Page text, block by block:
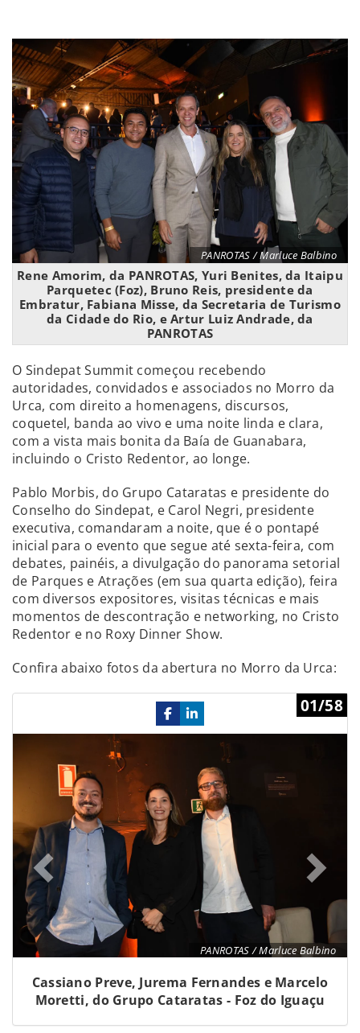
PANROTAS / Marluce Balbino
Rene Amorim, da PANROTAS, Yuri Benites, da Itaipu
Parquetec (Foz), Bruno Reis, presidente da
Embratur, Fabiana Misse, da Secretaria de Turismo
da Cidade do Rio, e Artur Luiz Andrade, da
PANROTAS
O Sindepat Summit começou recebendo
autoridades, convidados e associados no Morro da
Urca, com direito a homenagens, discursos,
coquetel, banda ao vivo e uma noite linda e clara,
com a vista mais bonita da Baía de Guanabara,
incluindo o Cristo Redentor, ao longe.
Pablo Morbis, do Grupo Cataratas e presidente do
Conselho do Sindepat, e Carol Negri, presidente
executiva, comandaram a noite, que é o pontapé
inicial para o evento que segue até sexta-feira, com
debates, painéis, a divulgação do panorama setorial
de Parques e Atrações (em sua quarta edição), feira
com diversos expositores, visitas técnicas e mais
momentos de descontração e networking, no Cristo
Redentor e no Roxy Dinner Show.
Confira abaixo fotos da abertura no Morro da Urca:
PANROTAS / Marluce Balbino
01/58
Cassiano Preve, Jurema Fernandes e Marcelo
Moretti, do Grupo Cataratas - Foz do Iguaçu
Previous